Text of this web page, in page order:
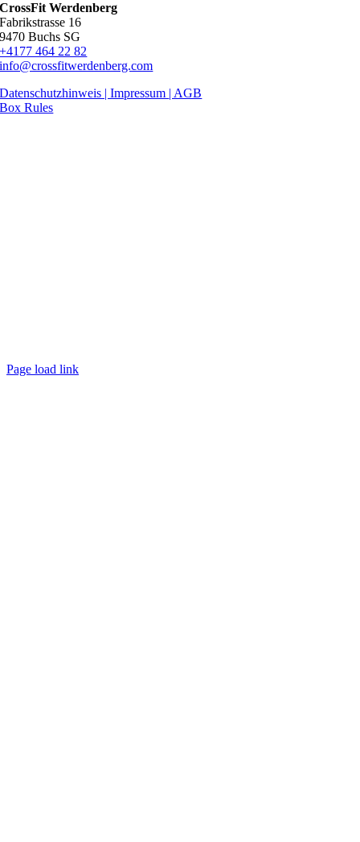
CrossFit Werdenberg
Fabrikstrasse 16
9470 Buchs SG
+4177 464 22 82
info@crossfitwerdenberg.com
Datenschutzhinweis | Impressum | AGB
Box Rules
Page load link